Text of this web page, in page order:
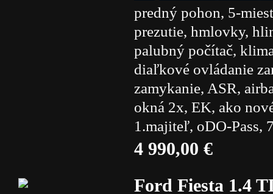
predný pohon, 5-
prezutie, hmlovky,
palubný počítač,
diaľkové ovládanie
zamykanie, ASR,
okná 2x, EK, ako
1.majiteľ, oDO-Pass,
4 990,00 €
Ford Fiesta 1.4